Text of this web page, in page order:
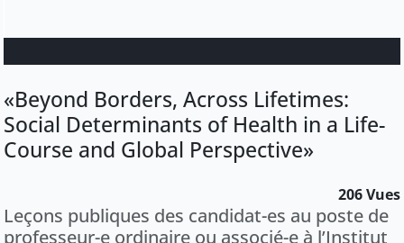
«Beyond Borders, Across Lifetimes:
Social Determinants of Health in a Life-
Course and Global Perspective»
206 Vues
Leçons publiques des candidat-es au poste de
professeur-e ordinaire ou associé-e à l’Institut